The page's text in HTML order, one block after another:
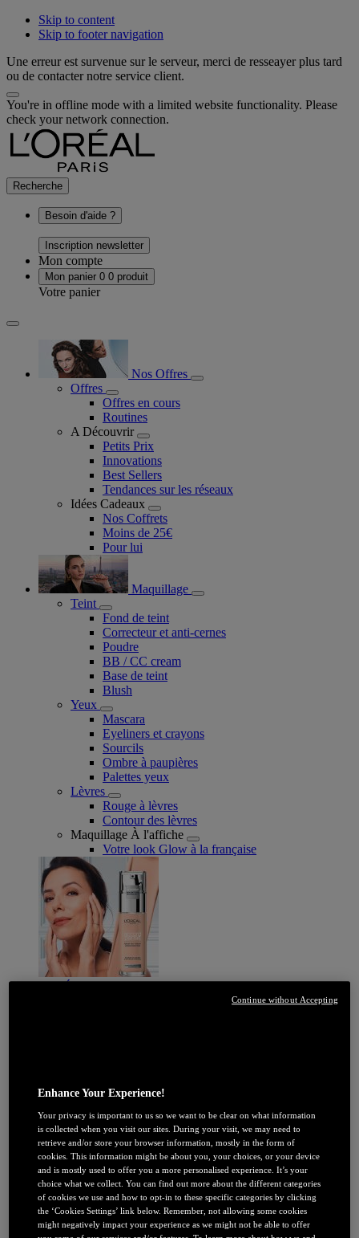
Skip to content
Skip to footer navigation
Une erreur est survenue sur le serveur, merci de resseayer plus tard
ou de contacter notre service client.
You're in offline mode with a limited website functionality. Please
check your network connection.
Recherche
Besoin d'aide ?
Inscription newsletter
Mon compte
Mon panier 0 0 produit
Votre panier
Nos Offres
Offres
Offres en cours
Routines
A Découvrir
Petits Prix
Innovations
Best Sellers
Tendances sur les réseaux
Idées Cadeaux
Nos Coffrets
Moins de 25€
Pour lui
Maquillage
Teint
Fond de teint
Correcteur et anti-cernes
Poudre
BB / CC cream
Base de teint
Blush
Yeux
Mascara
Eyeliners et crayons
Sourcils
Ombre à paupières
Palettes yeux
Lèvres
Rouge à lèvres
Contour des lèvres
Maquillage À l'affiche
Votre look Glow à la française
Sérum et ampoules visage
Soin yeux
Masque
Nettoyant and Démaquillant
Soin : Par bénéfice
Anti-rides
Anti-relâchement/peau mature
Anti-tâches
Nettoyant et exfoliant
Soin Hydratant
Protection Solaire Visage
Enhance Your Experience!
Your privacy is important to us so we want to be clear on what information
is collected when you visit our sites. During your visit, we may need to
retrieve and/or store your browser information, mostly in the form of
cookies. This information might be about you, your choices, or your device
and is mostly used to offer you a more personalised experience. It’s your
choice what we collect. You can find out more about the different categories
of cookies we use and how to opt-in to these specific categories by clicking
the ‘Cookies Settings’ link below. Remember, not allowing some cookies
might negatively impact your experience as we might not be able to offer
Continue without Accepting